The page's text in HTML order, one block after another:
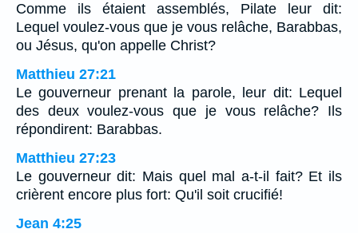
Comme ils étaient assemblés, Pilate leur dit:
Lequel voulez-vous que je vous relâche, Barabbas,
ou Jésus, qu'on appelle Christ?
Matthieu 27:21
Le gouverneur prenant la parole, leur dit: Lequel
des deux voulez-vous que je vous relâche? Ils
répondirent: Barabbas.
Matthieu 27:23
Le gouverneur dit: Mais quel mal a-t-il fait? Et ils
crièrent encore plus fort: Qu'il soit crucifié!
Jean 4:25